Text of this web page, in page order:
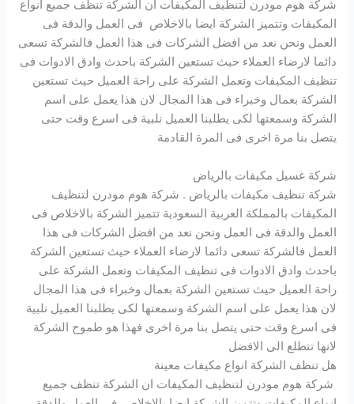
شركة هوم مودرن لتنظيف المكيفات ان الشركة تنظف جميع انواع
المكيفات وتتميز الشركة ايضا بالاخلاص فى العمل والدقة فى
العمل ونحن نعد من افضل الشركات فى هذا العمل فالشركة تسعى
دائما لارضاء العملاء حيث تستعين الشركة باحدث وادق الادوات فى
تنظيف المكيفات وتعمل الشركة على راحة العميل حيث تستعين
الشركة بعمال وخبراء فى هذا المجال لان هذا يعمل على اسم
الشركة وسمعتها لكى يطلبنا العميل نلبية فى اسرع وقت حتى
يتصل بنا مرة اخرى فى المرة القادمة
شركة غسيل مكيفات بالرياض
شركة تنظيف مكيفات بالرياض . شركة هوم مودرن لتنظيف
المكيفات بالمملكة العربية السعودية تتميز الشركة بالاخلاص فى
العمل والدقة فى العمل ونحن نعد من افضل الشركات فى هذا
العمل فالشركة تسعى دائما لارضاء العملاء حيث تستعين الشركة
باحدث وادق الادوات فى تنظيف المكيفات وتعمل الشركة على
راحة العميل حيث تستعين الشركة بعمال وخبراء فى هذا المجال
لان هذا يعمل على اسم الشركة وسمعتها لكى يطلبنا العميل نلبية
فى اسرع وقت حتى يتصل بنا مرة اخرى فهذا هو طموح الشركة
لانها تتطلع الى الافضل
هل تنظف الشركة انواع مكيفات معينة
شركة هوم مودرن لتنظيف المكيفات ان الشركة تنظف جميع